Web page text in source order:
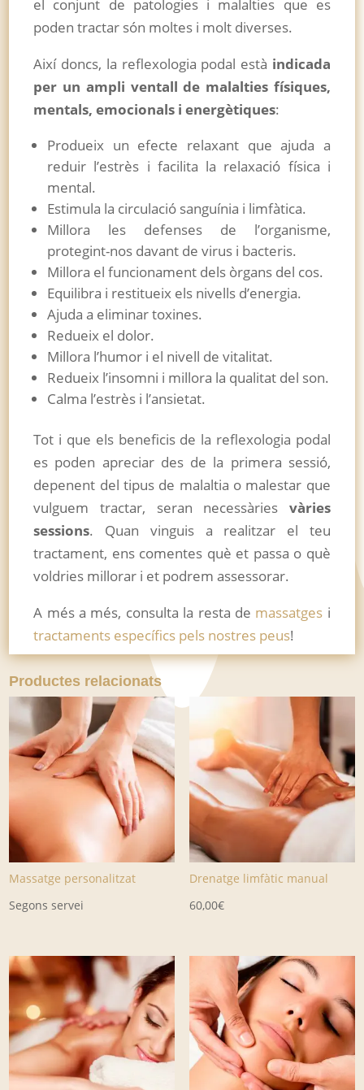
el conjunt de patologies i malalties que es
poden tractar són moltes i molt diverses.
Així doncs, la reflexologia podal està indicada
per un ampli ventall de malalties físiques,
mentals, emocionals i energètiques:
Produeix un efecte relaxant que ajuda a
reduir l’estrès i facilita la relaxació física i
mental.
Estimula la circulació sanguínia i limfàtica.
Millora les defenses de l’organisme,
protegint-nos davant de virus i bacteris.
Millora el funcionament dels òrgans del cos.
Equilibra i restitueix els nivells d’energia.
Ajuda a eliminar toxines.
Redueix el dolor.
Millora l’humor i el nivell de vitalitat.
Redueix l’insomni i millora la qualitat del son.
Calma l’estrès i l’ansietat.
Tot i que els beneficis de la reflexologia podal
es poden apreciar des de la primera sessió,
depenent del tipus de malaltia o malestar que
vulguem tractar, seran necessàries vàries
sessions. Quan vinguis a realitzar el teu
tractament, ens comentes què et passa o què
voldries millorar i et podrem assessorar.
A més a més, consulta la resta de massatges i
tractaments específics pels nostres peus!
Productes relacionats
Massatge personalitzat
Segons servei
Drenatge limfàtic manual
60,00€